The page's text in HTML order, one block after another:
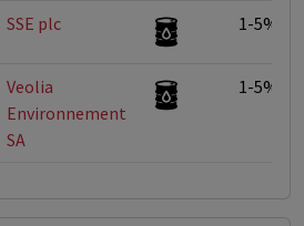
SSE plc 1-5%
Veolia
Environnement
SA
1-5%